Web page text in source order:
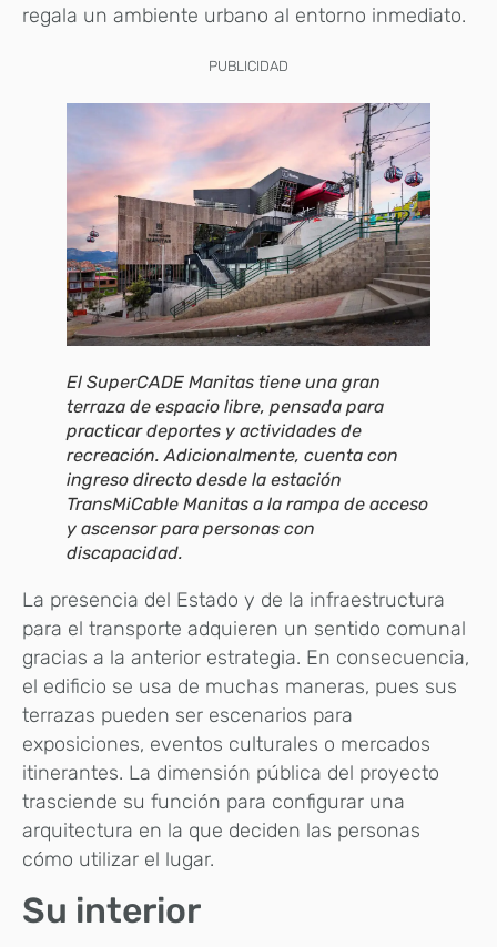
regala un ambiente urbano al entorno inmediato.
PUBLICIDAD
El SuperCADE Manitas tiene una gran
terraza de espacio libre, pensada para
practicar deportes y actividades de
recreación. Adicionalmente, cuenta con
ingreso directo desde la estación
TransMiCable Manitas a la rampa de acceso
y ascensor para personas con
discapacidad.
La presencia del Estado y de la infraestructura
para el transporte adquieren un sentido comunal
gracias a la anterior estrategia. En consecuencia,
el edificio se usa de muchas maneras, pues sus
terrazas pueden ser escenarios para
exposiciones, eventos culturales o mercados
itinerantes. La dimensión pública del proyecto
trasciende su función para configurar una
arquitectura en la que deciden las personas
cómo utilizar el lugar.
Su interior